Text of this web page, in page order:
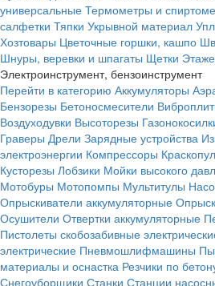
универсальные Термометры и
салфетки Тяпки Укрывной материал
Хозтовары Цветочные горшки, кашпо
Шнуры, веревки и шпагаты Щетки
Электроинструмент, бензоинструмент
Перейти в категорию Аккумуляторы
Бензорезы Бетоносмесители
Воздуходувки Высоторезы
Граверы Дрели Зарядные устройства
электроэнергии Компрессоры
Кусторезы Лобзики Мойки высокого
Мотобуры Мотопомпы Мультитулы
Опрыскиватели аккумуляторные
Осушители Отвертки аккумуляторные
Пистолеты скобозабивные
электрические Пневмошлифмашины
материалы и оснастка Резчики по
Снегоуборщики Станки Станции